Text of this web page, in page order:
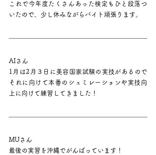
これで今年度たくさんあった検定もひと段落つ
いたので、少し休みながらバイト頑張ります。
AIさん
1月は2月３日に美容国家試験の実技があるので
それに向けて本番のシュミレーションや実技向
上に向けて練習してきました！
MUさん
最後の実習を沖縄でがんばっています！